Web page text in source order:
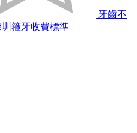
牙齒不
箍牙收費標準